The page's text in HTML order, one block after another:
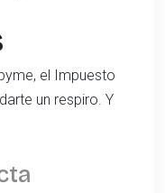
el Impuesto
un respiro. Y